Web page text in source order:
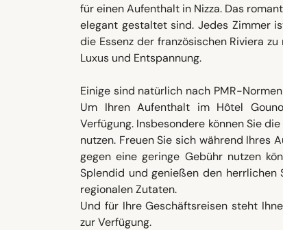
für einen Aufenthalt in Nizza. Das
elegant gestaltet sind. Jedes Zimmer
die Essenz der französischen Riviera
Luxus und Entspannung.
Einige sind natürlich nach PMR-
Um Ihren Aufenthalt im Hôtel
Verfügung. Insbesondere können Sie
nutzen. Freuen Sie sich während Ihres
gegen eine geringe Gebühr nutzen
Splendid und genießen den
regionalen Zutaten.
Und für Ihre Geschäftsreisen steht
zur Verfügung.